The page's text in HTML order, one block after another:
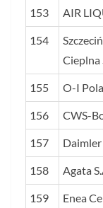
153 AIR
154
Cieplna
155 O-I
156 CWS-
157 Daimler
158 Agata
159 Enea